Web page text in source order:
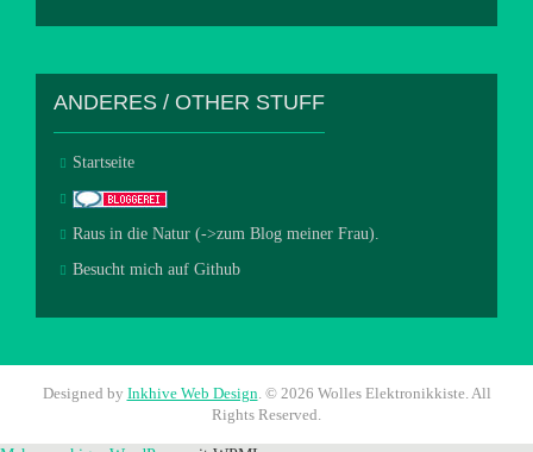
ANDERES / OTHER STUFF
Startseite
Raus in die Natur (->zum Blog meiner Frau).
Besucht mich auf Github
Designed by Inkhive Web Design © 2026 Wolles Elektronikkiste. All
Rights Reserved.